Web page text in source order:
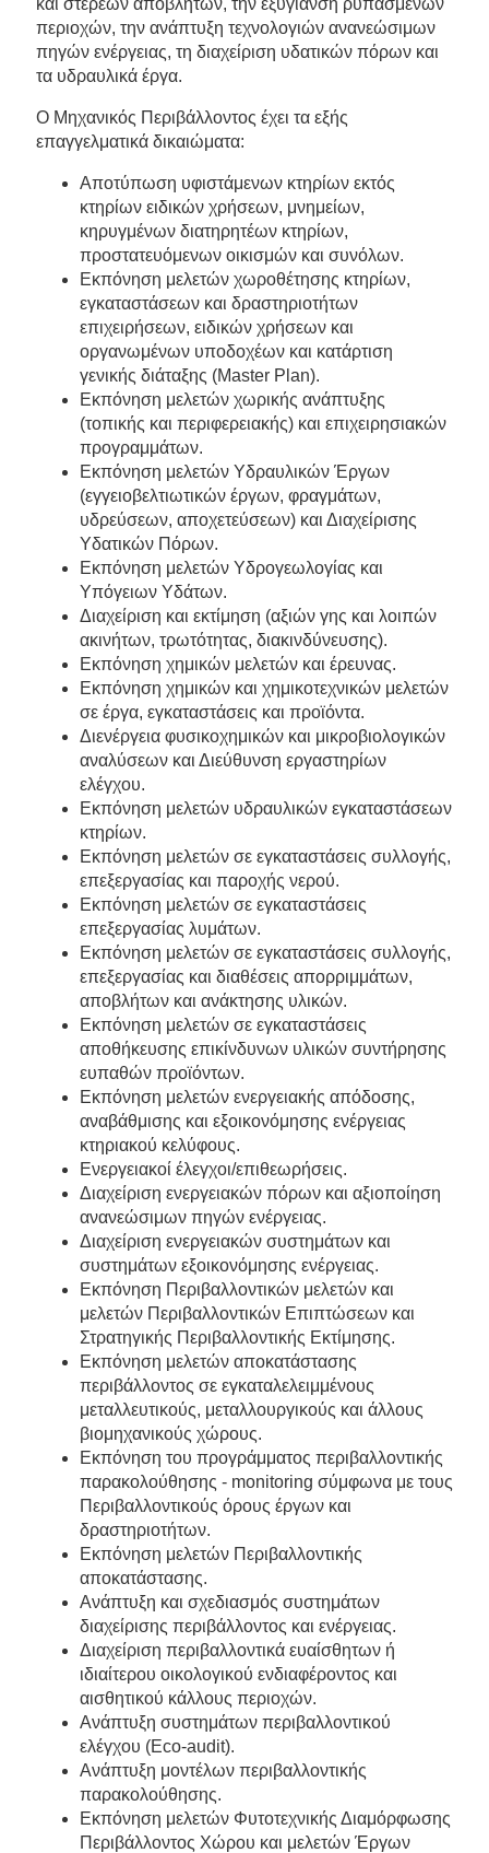
περιοχών, την ανάπτυξη τεχνολογιών ανανεώσιμων
πηγών ενέργειας, τη διαχείριση υδατικών πόρων και
τα υδραυλικά έργα.
Ο Μηχανικός Περιβάλλοντος έχει τα εξής
επαγγελματικά δικαιώματα:
Αποτύπωση υφιστάμενων κτηρίων εκτός
κτηρίων ειδικών χρήσεων, μνημείων,
κηρυγμένων διατηρητέων κτηρίων,
προστατευόμενων οικισμών και συνόλων.
Εκπόνηση μελετών χωροθέτησης κτηρίων,
εγκαταστάσεων και δραστηριοτήτων
επιχειρήσεων, ειδικών χρήσεων και
οργανωμένων υποδοχέων και κατάρτιση
γενικής διάταξης (Master Plan).
Εκπόνηση μελετών χωρικής ανάπτυξης
(τοπικής και περιφερειακής) και επιχειρησιακών
προγραμμάτων.
Εκπόνηση μελετών Υδραυλικών Έργων
(εγγειοβελτιωτικών έργων, φραγμάτων,
υδρεύσεων, αποχετεύσεων) και Διαχείρισης
Υδατικών Πόρων.
Εκπόνηση μελετών Υδρογεωλογίας και
Υπόγειων Υδάτων.
Διαχείριση και εκτίμηση (αξιών γης και λοιπών
ακινήτων, τρωτότητας, διακινδύνευσης).
Εκπόνηση χημικών μελετών και έρευνας.
Εκπόνηση χημικών και χημικοτεχνικών μελετών
σε έργα, εγκαταστάσεις και προϊόντα.
Διενέργεια φυσικοχημικών και μικροβιολογικών
αναλύσεων και Διεύθυνση εργαστηρίων
ελέγχου.
Εκπόνηση μελετών υδραυλικών εγκαταστάσεων
κτηρίων.
Εκπόνηση μελετών σε εγκαταστάσεις συλλογής,
επεξεργασίας και παροχής νερού.
Εκπόνηση μελετών σε εγκαταστάσεις
επεξεργασίας λυμάτων.
Εκπόνηση μελετών σε εγκαταστάσεις συλλογής,
επεξεργασίας και διαθέσεις απορριμμάτων,
αποβλήτων και ανάκτησης υλικών.
Εκπόνηση μελετών σε εγκαταστάσεις
αποθήκευσης επικίνδυνων υλικών συντήρησης
ευπαθών προϊόντων.
Εκπόνηση μελετών ενεργειακής απόδοσης,
αναβάθμισης και εξοικονόμησης ενέργειας
κτηριακού κελύφους.
Ενεργειακοί έλεγχοι/επιθεωρήσεις.
Διαχείριση ενεργειακών πόρων και αξιοποίηση
ανανεώσιμων πηγών ενέργειας.
Διαχείριση ενεργειακών συστημάτων και
συστημάτων εξοικονόμησης ενέργειας.
Εκπόνηση Περιβαλλοντικών μελετών και
μελετών Περιβαλλοντικών Επιπτώσεων και
Στρατηγικής Περιβαλλοντικής Εκτίμησης.
Εκπόνηση μελετών αποκατάστασης
περιβάλλοντος σε εγκαταλελειμμένους
μεταλλευτικούς, μεταλλουργικούς και άλλους
βιομηχανικούς χώρους.
Εκπόνηση του προγράμματος περιβαλλοντικής
παρακολούθησης - monitoring σύμφωνα με τους
Περιβαλλοντικούς όρους έργων και
δραστηριοτήτων.
Εκπόνηση μελετών Περιβαλλοντικής
αποκατάστασης.
Ανάπτυξη και σχεδιασμός συστημάτων
διαχείρισης περιβάλλοντος και ενέργειας.
Διαχείριση περιβαλλοντικά ευαίσθητων ή
ιδιαίτερου οικολογικού ενδιαφέροντος και
αισθητικού κάλλους περιοχών.
Ανάπτυξη συστημάτων περιβαλλοντικού
ελέγχου (Eco-audit).
Ανάπτυξη μοντέλων περιβαλλοντικής
παρακολούθησης.
Εκπόνηση μελετών Φυτοτεχνικής Διαμόρφωσης
Περιβάλλοντος Χώρου και μελετών Έργων